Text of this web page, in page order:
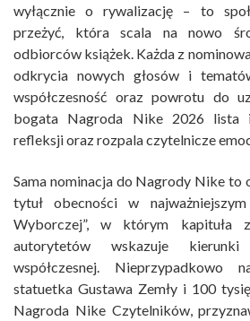
wyłącznie o rywalizację – to
przeżyć, która scala na nowo
odbiorców książek. Każda z
odkrycia nowych głosów i
współczesność oraz powrotu do
bogata Nagroda Nike 2026 lista
refleksji oraz rozpala czytelnicze
Sama nominacja do Nagrody Nike to
tytuł obecności w
Wyborczej”, w którym kapituła
autorytetów wskazuje
współczesnej. Nieprzypadkowo
statuetka Gustawa Zemły i 100
Nagroda Nike Czytelników,